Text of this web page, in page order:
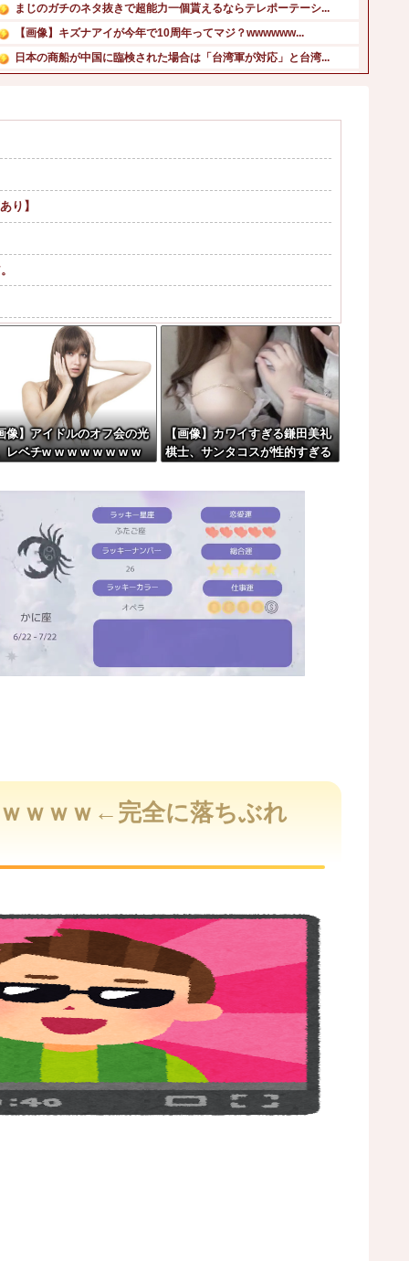
まじのガチのネタ抜きで超能力一個貰えるならテレポーテーシ...
【画像】キズナアイが今年で10周年ってマジ？wwwwww...
日本の商船が中国に臨検された場合は「台湾軍が対応」と台湾...
【ニュース】日本製メモリに世界中から注文殺到！！！ １兆...
【悲報】日本の歴史、ついに『崩壊』してしまう・・・・・他
り】
コが（ノ∇`）
てウィリアムズと交渉開始との情報
い」 俺「188人です」 面接官「どういう風に考...
の許可を得て商売してるの？
「分かった」→結果まさかの『こう』なってしまう...
まかぁ？w w w w w w w w
りまくりw w w w w w
像】アイドルのオフ会の光
レベチw w w w w w w w
【画像】カワイすぎる鎌田美礼
棋士、サンタコスが性的すぎる
e
ｗｗｗ←完全に落ちぶれ